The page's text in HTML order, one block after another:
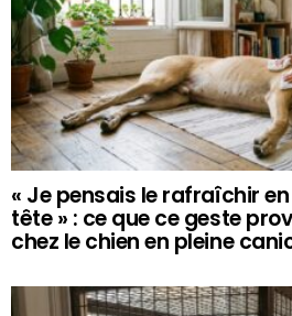
« Je pensais le rafraîchir
tête » : ce que ce geste
chez le chien en pleine